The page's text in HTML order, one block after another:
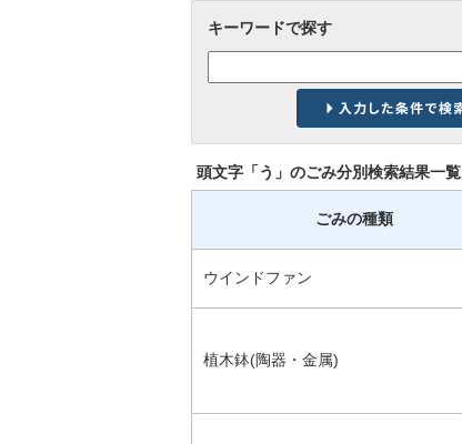
キーワードで探す
頭文字「う 」のごみ分別検索結果一覧
ごみの種類
ウインドファン
植木鉢(陶器・金属)